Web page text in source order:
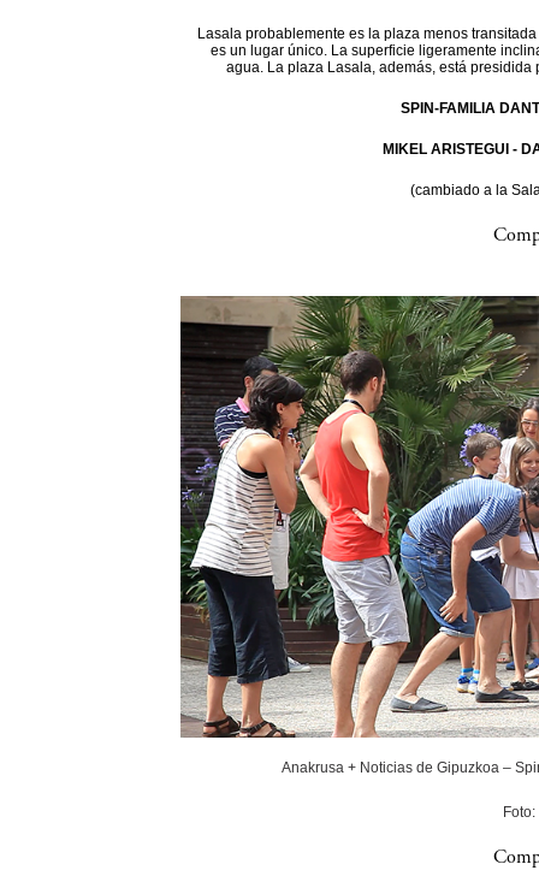
Lasala probablemente es la plaza menos
es un lugar único. La superficie ligeramente
agua. La plaza Lasala, además, está
SPIN-FAMILIA
MIKEL ARISTEGUI -
(cambiado a la
Anakrusa + Noticias de Gipuzkoa –